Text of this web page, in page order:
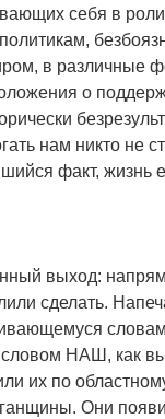
себя в
в различные
о
нам никто не
факт, жизнь
выход:
сделать.
НАШ, как
их по
Они